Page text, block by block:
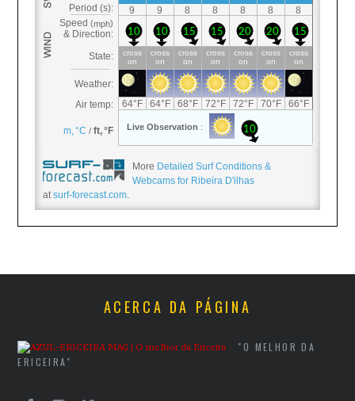
More Detailed Surf Conditions &
Webcams for Ribeira D'ilhas
atsurf-forecast.com.
ACERCA DA PÁGINA
"O MELHOR DA
ERICEIRA"